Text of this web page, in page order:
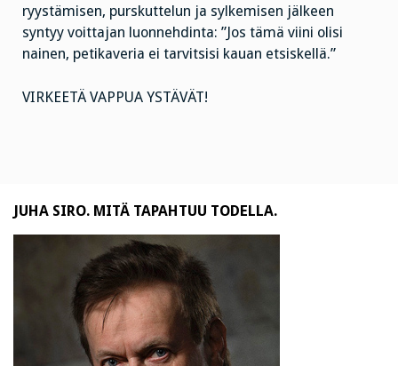
ryystämisen, purskuttelun ja sylkemisen jälkeen
syntyy voittajan luonnehdinta: ”Jos tämä viini olisi
nainen, petikaveria ei tarvitsisi kauan etsiskellä.”
VIRKEETÄ VAPPUA YSTÄVÄT!
JUHA SIRO. MITÄ TAPAHTUU TODELLA.